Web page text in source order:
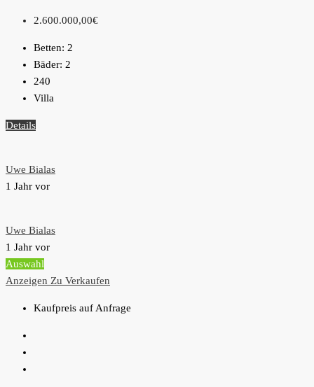
2.600.000,00€
Betten: 2
Bäder: 2
240
Villa
Details
Uwe Bialas
1 Jahr vor
Uwe Bialas
1 Jahr vor
Auswahl
Anzeigen Zu Verkaufen
Kaufpreis auf Anfrage